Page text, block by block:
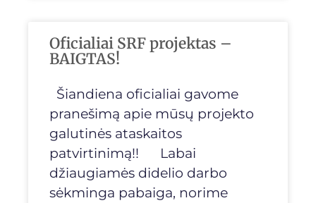
Oficialiai SRF projektas –
BAIGTAS!
Šiandiena oficialiai gavome
pranešimą apie mūsų projekto
galutinės ataskaitos
patvirtinimą!! Labai
džiaugiamės didelio darbo
sėkminga pabaiga, norime